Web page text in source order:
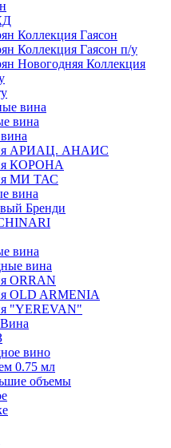
Коллекция Гаясон
Коллекция Гаясон п/у
Новогодняя Коллекция
вина
вина
АРИАЦ. АНАИС
КОРОНА
МИ ТАС
вина
Бренди
вина
вина
ORRAN
OLD ARMENIA
"YEREVAN"
вино
0.75 мл
объемы